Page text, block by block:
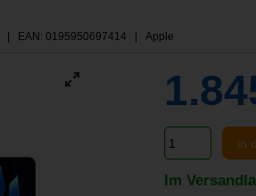
| EAN: 0195950697414 | Apple
in
Im